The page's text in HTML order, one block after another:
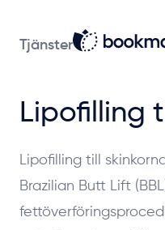
Tjänster
Lipofilling
Lipofilling till
Brazilian Butt Lift